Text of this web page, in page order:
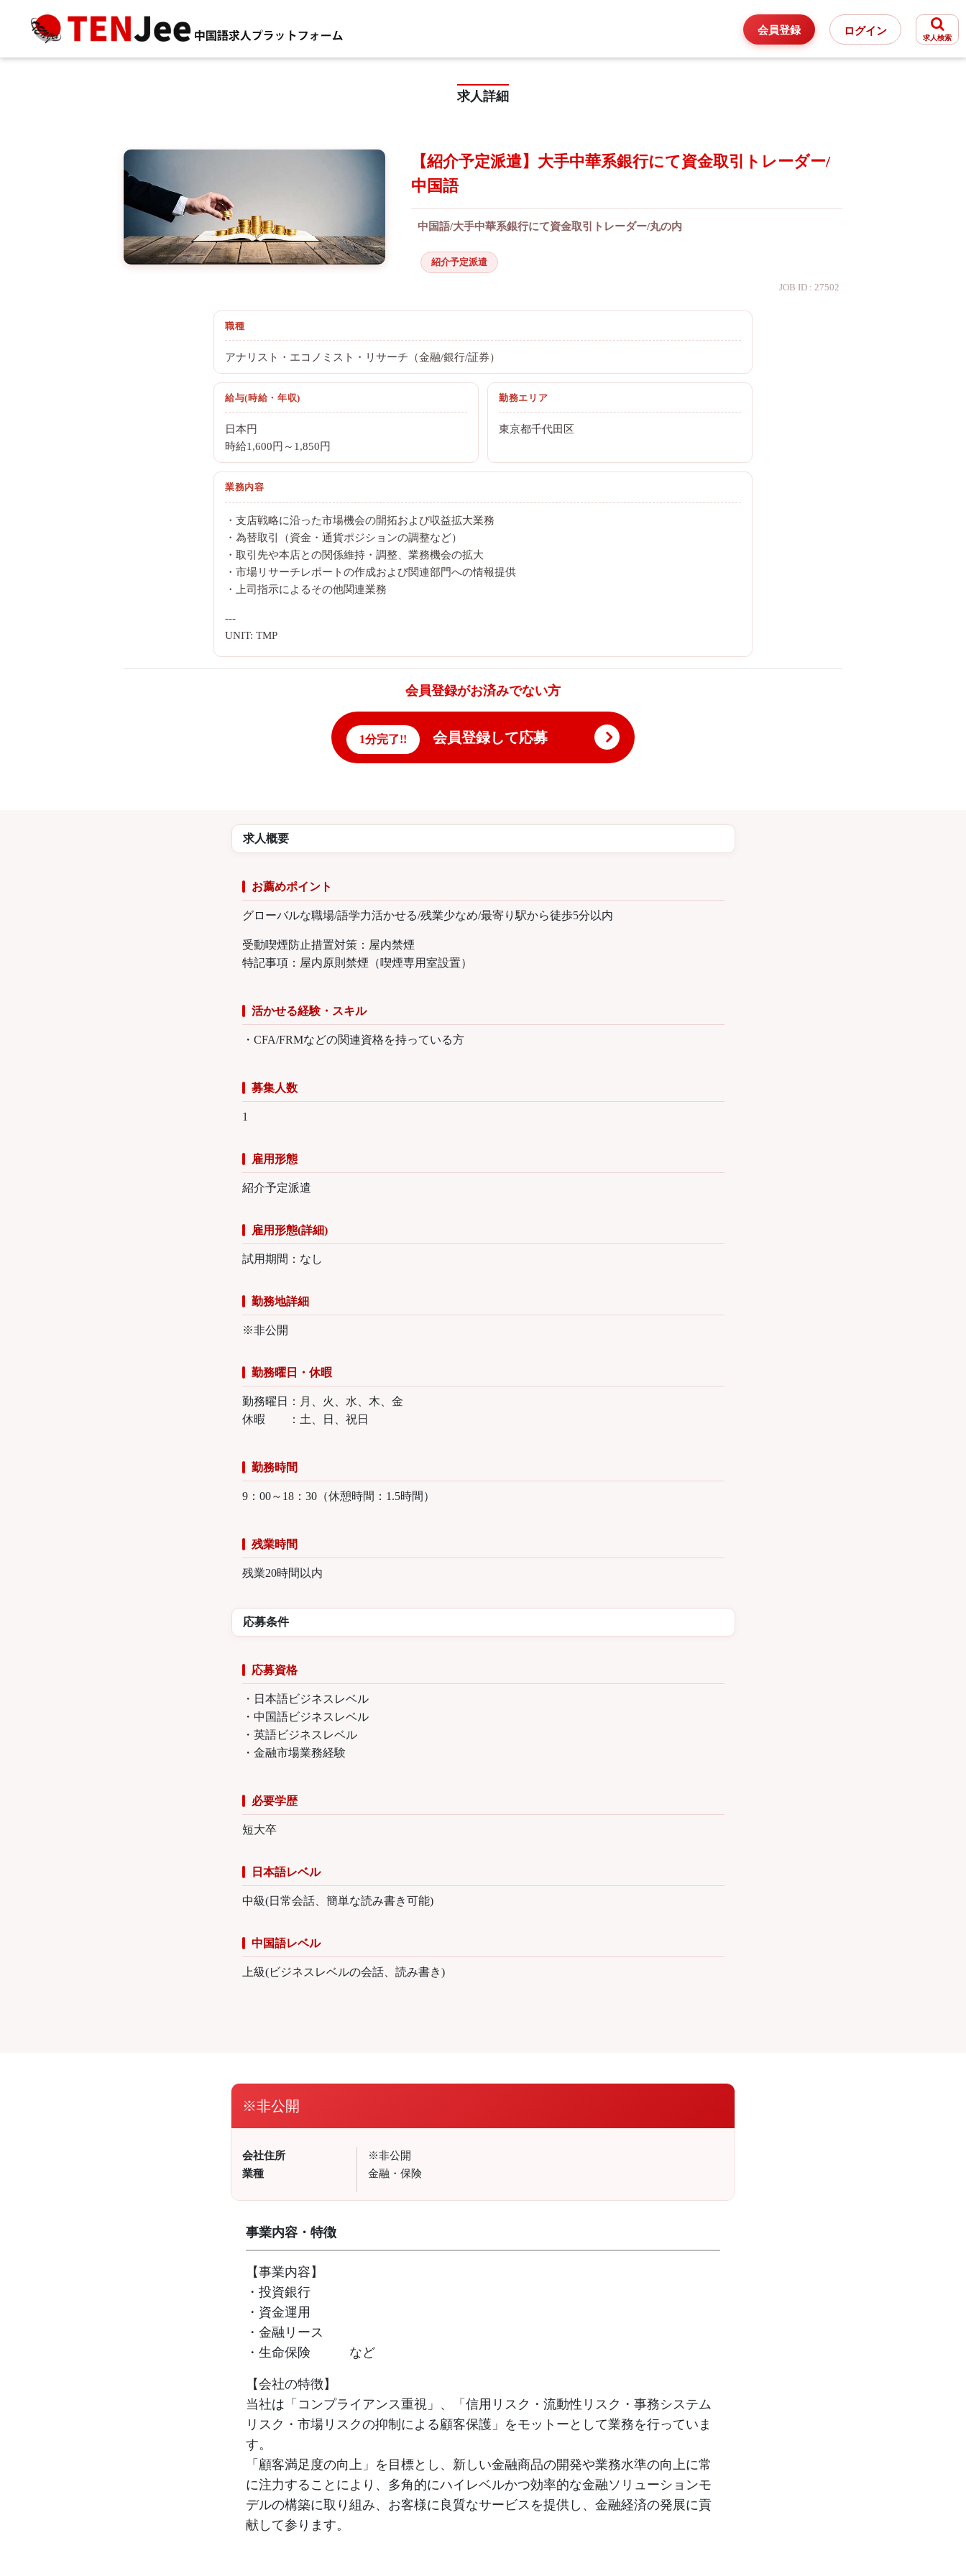
会員登録 ログイン
求人検索
求人詳細
【紹介予定派遣】大手中華系銀行にて資金取引トレーダー/
中国語
中国語/大手中華系銀行にて資金取引トレーダー/丸の内
紹介予定派遣
JOB ID : 27502
職種
アナリスト・エコノミスト・リサーチ（金融/銀行/証券）
給与(時給・年収)
日本円
時給1,600円～1,850円
勤務エリア
東京都千代田区
業務内容
・支店戦略に沿った市場機会の開拓および収益拡大業務
・為替取引（資金・通貨ポジションの調整など）
・取引先や本店との関係維持・調整、業務機会の拡大
・市場リサーチレポートの作成および関連部門への情報提供
・上司指示によるその他関連業務
---
UNIT: TMP
会員登録がお済みでない方
1分完了!! 会員登録して応募
求人概要
お薦めポイント
グローバルな職場/語学力活かせる/残業少なめ/最寄り駅から徒歩5分以内
受動喫煙防止措置対策：屋内禁煙
特記事項：屋内原則禁煙（喫煙専用室設置）
活かせる経験・スキル
・CFA/FRMなどの関連資格を持っている方
募集人数
1
雇用形態
紹介予定派遣
雇用形態(詳細)
試用期間：なし
勤務地詳細
※非公開
勤務曜日・休暇
勤務曜日：月、火、水、木、金
休暇 ：土、日、祝日
勤務時間
9：00～18：30（休憩時間：1.5時間）
残業時間
残業20時間以内
応募条件
応募資格
・日本語ビジネスレベル
・中国語ビジネスレベル
・英語ビジネスレベル
・金融市場業務経験
必要学歴
短大卒
日本語レベル
中級(日常会話、簡単な読み書き可能)
中国語レベル
上級(ビジネスレベルの会話、読み書き)
※非公開
会社住所
※非公開
業種
金融・保険
事業内容・特徴
【事業内容】
・投資銀行
・資金運用
・金融リース
・生命保険 など
【会社の特徴】
当社は「コンプライアンス重視」、「信用リスク・流動性リスク・事務システム
リスク・市場リスクの抑制による顧客保護」をモットーとして業務を行っていま
す。
「顧客満足度の向上」を目標とし、新しい金融商品の開発や業務水準の向上に常
に注力することにより、多角的にハイレベルかつ効率的な金融ソリューションモ
デルの構築に取り組み、お客様に良質なサービスを提供し、金融経済の発展に貢
献して参ります。